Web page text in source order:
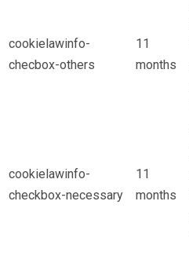
cookielawinfo-
checbox-others
11
months
cookielawinfo-
checkbox-necessary
11
months